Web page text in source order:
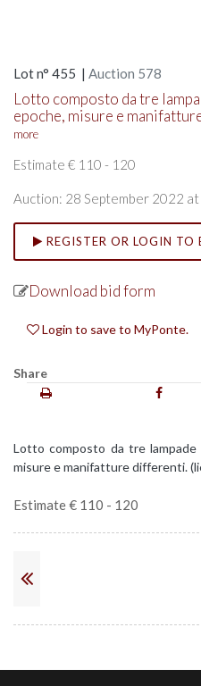
Lot n° 455 | Auction 578
Lotto composto da tre
epoche, misure e
more
Estimate € 110 - 120
Auction: 28 September 2022
REGISTER OR LOGIN TO
Download bid form
Login to save to MyPonte.
Share
Lotto composto da tre
misure e manifatture differenti.
Estimate € 110 - 120